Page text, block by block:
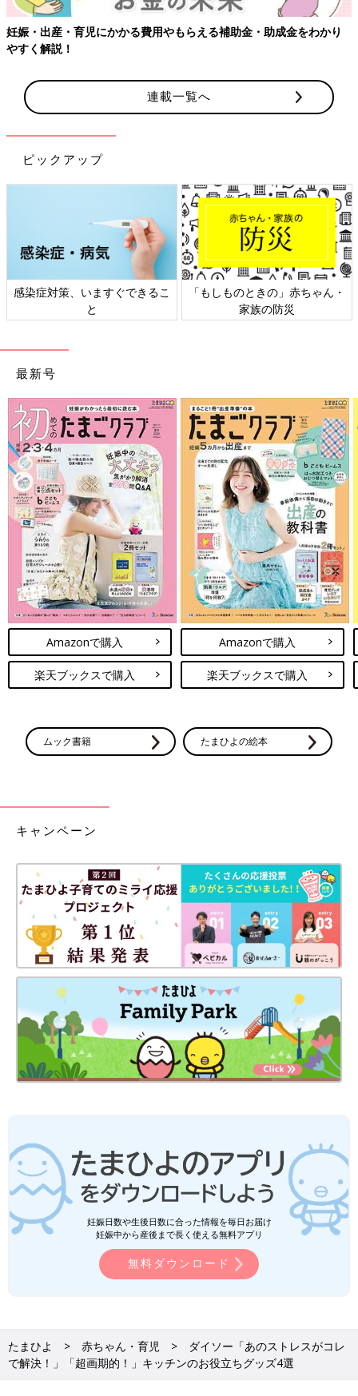
助成金をわかり 【ワクチン接種できるものも】妊婦の感染症対
連載一覧へ
ピックアップ
「もしものときの」赤ちゃん・
家族の防災
日本外来小児科学会リーフレッ
ト検討会
最新号
Amazonで購入
楽天ブックスで購入
Amazonで購入
楽天ブックスで購入
ムック書籍 たまひよの絵本
キャンペーン
妊娠日数や生後日数に合った情報を毎日お届け
妊娠中から産後まで長く使える無料アプリ
無料ダウンロード
たまひよ 赤ちゃん・育児
ダイソー「あのストレスがコレ
で解決！」「超画期的！」キッチンのお役立ちグッズ4選